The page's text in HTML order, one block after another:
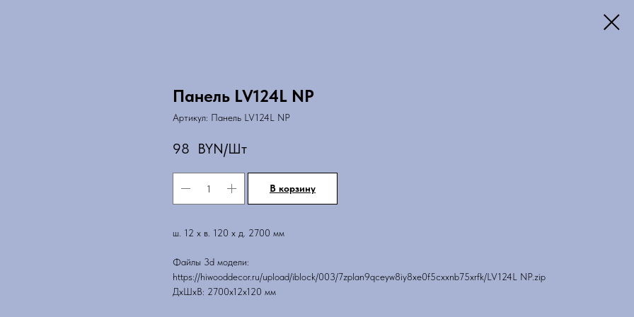
Панель LV124L NP
Артикул: Панель LV124L NP
98 BYN/Шт
В корзину
ш. 12 х в. 120 х д. 2700 мм
Файлы 3d модели:
https://hiwooddecor.ru/upload/iblock/003/7zplan9qceyw8iy8xe0f5cxxnb75xrfk/LV124L NP.zip
ДxШxВ: 2700x12x120 мм